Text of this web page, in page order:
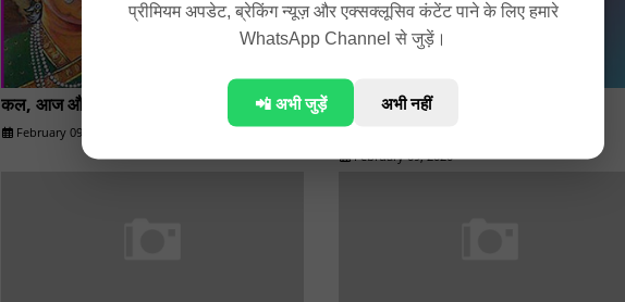
प्रीमियम अपडेट, ब्रेकिंग न्यूज़ और एक्सक्लूसिव कंटेंट पाने के लिए हमारे
WhatsApp Channel से जुड़ें।
📲 अभी जुड़ें अभी नहीं
कल, आज और कल - अकबर बीरबल की कहानी
February 09, 2020
कवि और धनवान आदमी - अकबर बीरबल की
कहानी
February 09, 2020